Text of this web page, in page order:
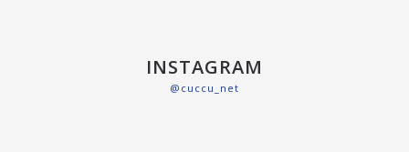
INSTAGRAM
@cuccu_net